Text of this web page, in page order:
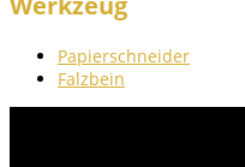
Papierschneider
Falzbein